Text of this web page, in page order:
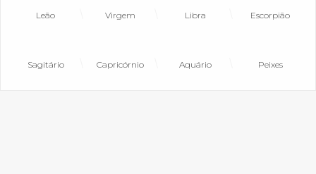
Leão Virgem Libra Escorpião
Sagitário Capricórnio Aquário Peixes